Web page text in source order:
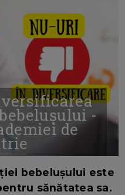
-
de
bebelușului este
sănătatea sa.